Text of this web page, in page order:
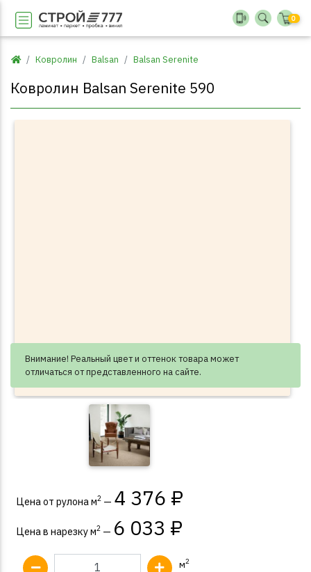
0
Ковролин Balsan Balsan Serenite
Ковролин Balsan Serenite 590
Внимание! Реальный цвет и оттенок товара может
отличаться от представленного на сайте.
Цена от рулона м2 — 4 376 ₽
Цена в нарезку м2 — 6 033 ₽
м2